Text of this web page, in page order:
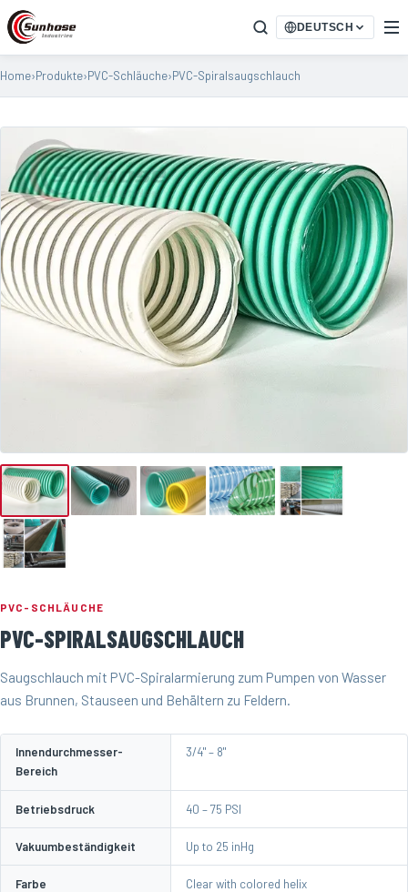
DEUTSCH
Home›Produkte›PVC-Schläuche›PVC-Spiralsaugschlauch
PVC-SCHLÄUCHE
PVC-SPIRALSAUGSCHLAUCH
Saugschlauch mit PVC-Spiralarmierung zum Pumpen von Wasser
aus Brunnen, Stauseen und Behältern zu Feldern.
Innendurchmesser-
Bereich
3/4" – 8"
Betriebsdruck 40 – 75 PSI
Vakuumbeständigkeit Up to 25 inHg
Farbe Clear with colored helix